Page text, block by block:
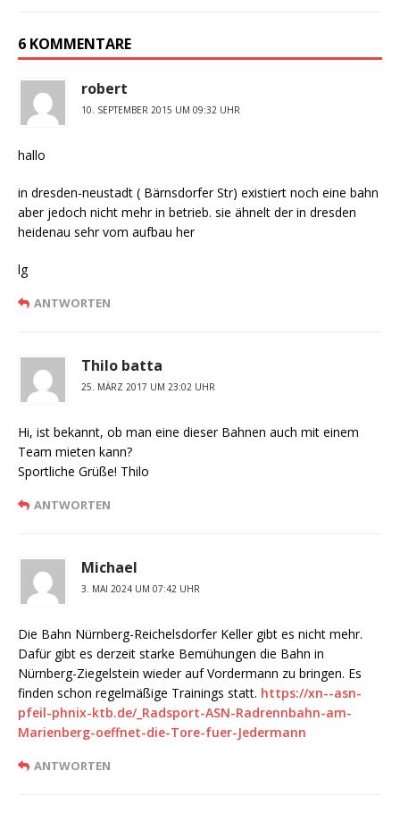
6 KOMMENTARE
robert
10. SEPTEMBER 2015 UM 09:32 UHR
hallo
in dresden-neustadt ( Bärnsdorfer Str) existiert noch eine bahn
aber jedoch nicht mehr in betrieb. sie ähnelt der in dresden
heidenau sehr vom aufbau her
lg
ANTWORTEN
Thilo batta
25. MÄRZ 2017 UM 23:02 UHR
Hi, ist bekannt, ob man eine dieser Bahnen auch mit einem
Team mieten kann?
Sportliche Grüße! Thilo
ANTWORTEN
Michael
3. MAI 2024 UM 07:42 UHR
Die Bahn Nürnberg-Reichelsdorfer Keller gibt es nicht mehr.
Dafür gibt es derzeit starke Bemühungen die Bahn in
Nürnberg-Ziegelstein wieder auf Vordermann zu bringen. Es
finden schon regelmäßige Trainings statt. https://xn--asn-
pfeil-phnix-ktb.de/_Radsport-ASN-Radrennbahn-am-
Marienberg-oeffnet-die-Tore-fuer-Jedermann
ANTWORTEN